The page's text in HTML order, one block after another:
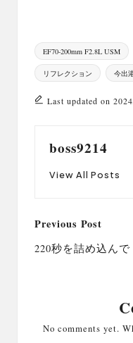
Tags:
EF70-200mm F2.8L USM
リフレクション 今出
Last updated on
boss9214
View All Posts
Post
navigation
Previous Post
220秒を詰め込んで
No comments yet.